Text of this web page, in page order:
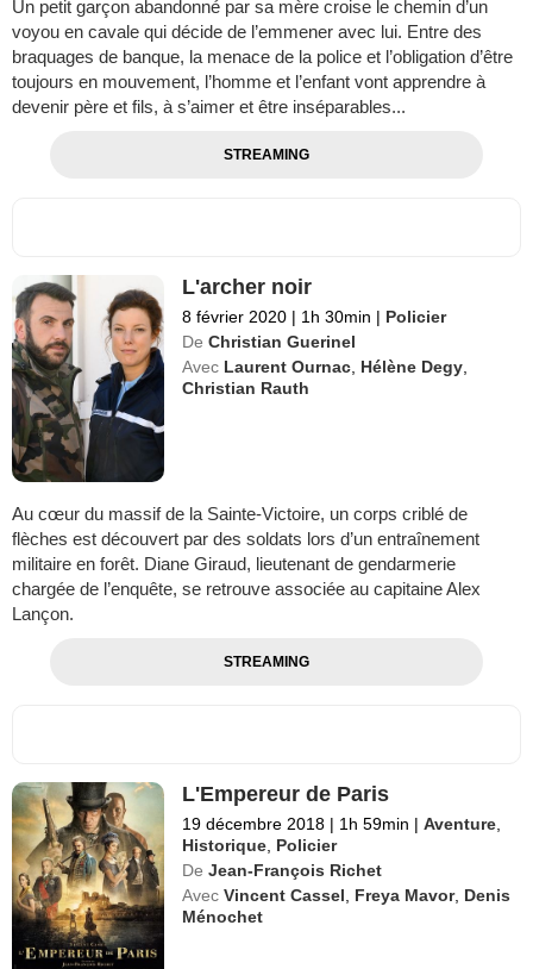
Un petit garçon abandonné par sa mère croise le chemin d’un
voyou en cavale qui décide de l’emmener avec lui. Entre des
braquages de banque, la menace de la police et l’obligation d’être
toujours en mouvement, l’homme et l’enfant vont apprendre à
devenir père et fils, à s’aimer et être inséparables...
STREAMING
L'archer noir
8 février 2020 | 1h 30min | Policier
De Christian Guerinel
Avec Laurent Ournac Hélène Degy
Christian Rauth
Au cœur du massif de la Sainte-Victoire, un corps criblé de
flèches est découvert par des soldats lors d’un entraînement
militaire en forêt. Diane Giraud, lieutenant de gendarmerie
chargée de l’enquête, se retrouve associée au capitaine Alex
Lançon.
STREAMING
L'Empereur de Paris
19 décembre 2018 | 1h 59min | Aventure
Historique Policier
De Jean-François Richet
Avec Vincent Cassel Freya Mavor, Denis
Ménochet